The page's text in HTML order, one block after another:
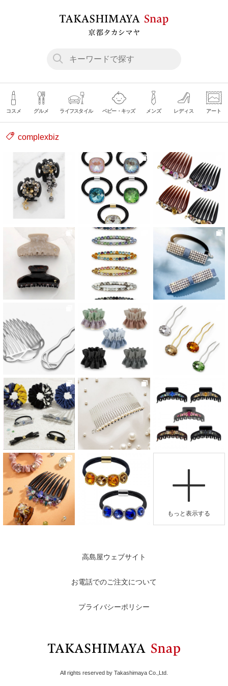
コスメ グルメ ライフスタイル ベビー・キッズ メンズ レディス アート
complexbiz
高島屋ウェブサイト
お電話でのご注文について
プライバシーポリシー
All rights reserved by Takashimaya Co.,Ltd.